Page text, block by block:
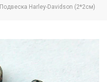
Подвеска Harley-Davidson (2*2см)